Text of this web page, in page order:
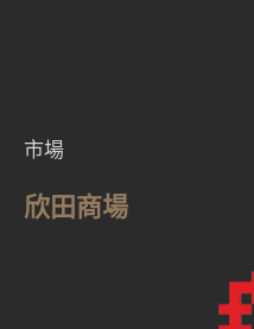
市場
欣田商場